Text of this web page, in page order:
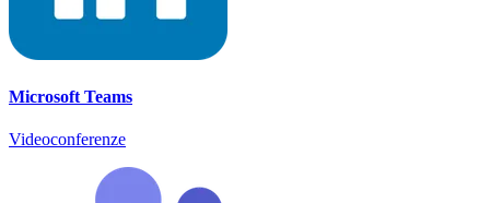
Microsoft Teams
Videoconferenze